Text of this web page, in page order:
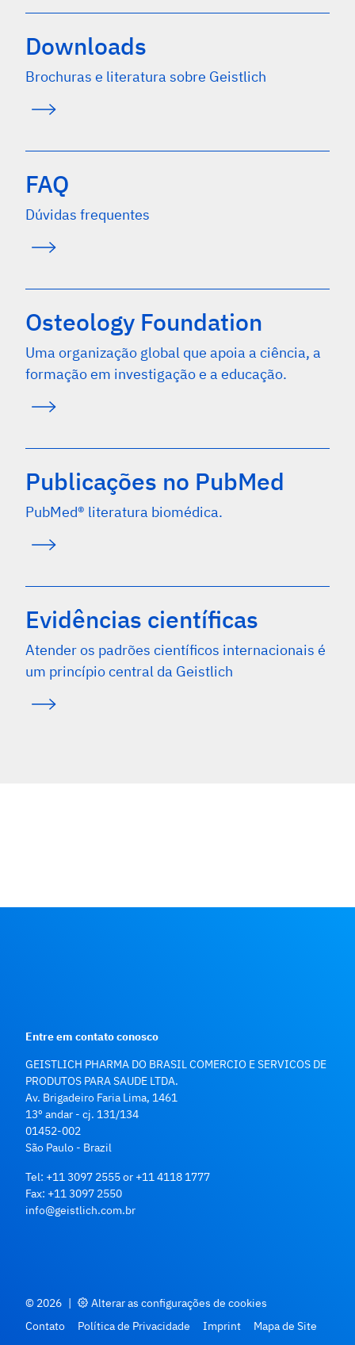
Downloads
Brochuras e literatura sobre Geistlich
FAQ
Dúvidas frequentes
Osteology Foundation
Uma organização global que apoia a ciência, a
formação em investigação e a educação.
Publicações no PubMed
PubMed® literatura biomédica.
Evidências científicas
Atender os padrões científicos internacionais é
um princípio central da Geistlich
Entre em contato conosco
GEISTLICH PHARMA DO BRASIL COMERCIO E SERVICOS DE
PRODUTOS PARA SAUDE LTDA.
Av. Brigadeiro Faria Lima, 1461
13º andar - cj. 131/134
01452-002
São Paulo - Brazil
Tel: +11 3097 2555or +11 4118 1777
Fax: +11 3097 2550
info@geistlich.com.br
© 2026 |
Alterar as configurações de cookies
Contato
Política de Privacidade Imprint
Mapa de Site